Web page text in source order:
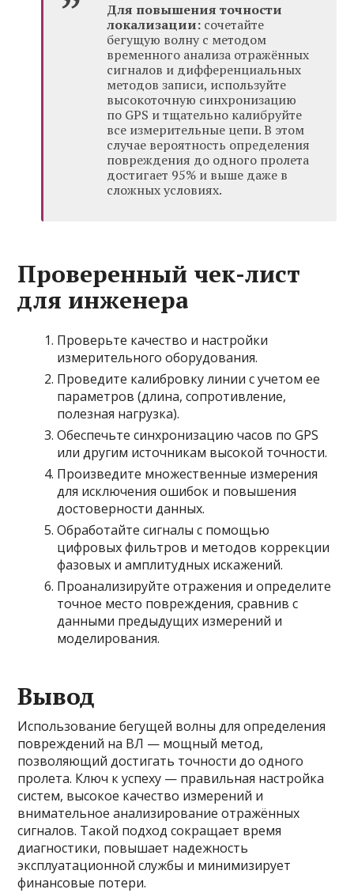
Для повышения точности
локализации: сочетайте
бегущую волну с методом
временного анализа отражённых
сигналов и дифференциальных
методов записи, используйте
высокоточную синхронизацию
по GPS и тщательно калибруйте
все измерительные цепи. В этом
случае вероятность определения
повреждения до одного пролета
достигает 95% и выше даже в
сложных условиях.
Проверенный чек-лист
для инженера
Проверьте качество и настройки
измерительного оборудования.
Проведите калибровку линии с учетом ее
параметров (длина, сопротивление,
полезная нагрузка).
Обеспечьте синхронизацию часов по GPS
или другим источникам высокой точности.
Произведите множественные измерения
для исключения ошибок и повышения
достоверности данных.
Обработайте сигналы с помощью
цифровых фильтров и методов коррекции
фазовых и амплитудных искажений.
Проанализируйте отражения и определите
точное место повреждения, сравнив с
данными предыдущих измерений и
моделирования.
Вывод
Использование бегущей волны для определения
повреждений на ВЛ — мощный метод,
позволяющий достигать точности до одного
пролета. Ключ к успеху — правильная настройка
систем, высокое качество измерений и
внимательное анализирование отражённых
сигналов. Такой подход сокращает время
диагностики, повышает надежность
эксплуатационной службы и минимизирует
финансовые потери.